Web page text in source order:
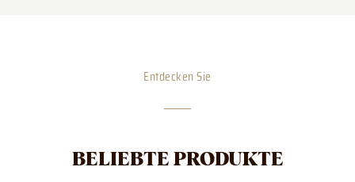
Entdecken Sie
BELIEBTE PRODUKTE